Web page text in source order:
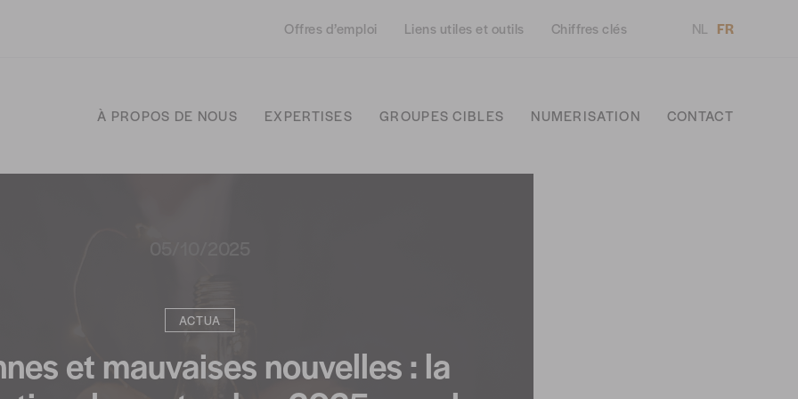
Offres d’emploi Liens utiles et outils Chiffres clés NL FR
À PROPOS DE NOUS EXPERTISES GROUPES CIBLES NUMERISATION CONTACT
ACTUA
et mauvaises nouvelles : la